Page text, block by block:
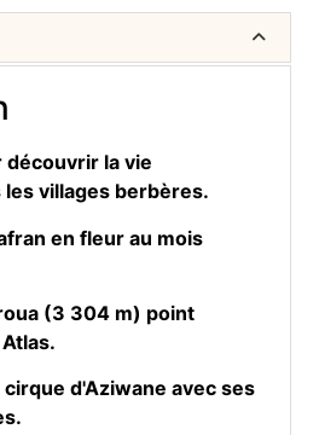
découvrir la vie
villages berbères.
en fleur au mois
(3 304 m) point
d'Aziwane avec ses